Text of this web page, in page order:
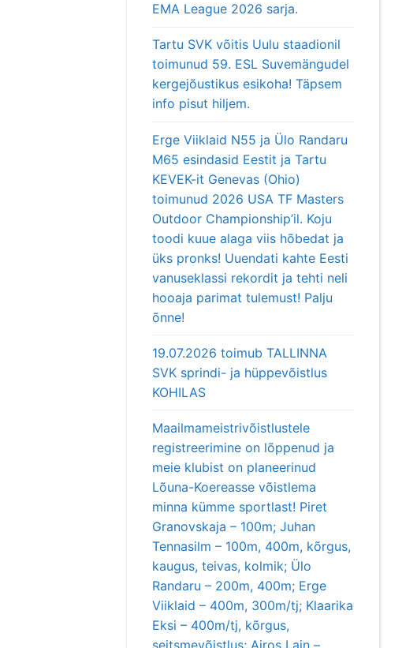
EMA League 2026 sarja.
Tartu SVK võitis Uulu staadionil
toimunud 59. ESL Suvemängudel
kergejõustikus esikoha! Täpsem
info pisut hiljem.
Erge Viiklaid N55 ja Ülo Randaru
M65 esindasid Eestit ja Tartu
KEVEK-it Genevas (Ohio)
toimunud 2026 USA TF Masters
Outdoor Championship’il. Koju
toodi kuue alaga viis hõbedat ja
üks pronks! Uuendati kahte Eesti
vanuseklassi rekordit ja tehti neli
hooaja parimat tulemust! Palju
õnne!
19.07.2026 toimub TALLINNA
SVK sprindi- ja hüppevõistlus
KOHILAS
Maailmameistrivõistlustele
registreerimine on lõppenud ja
meie klubist on planeerinud
Lõuna-Koereasse võistlema
minna kümme sportlast! Piret
Granovskaja – 100m; Juhan
Tennasilm – 100m, 400m, kõrgus,
kaugus, teivas, kolmik; Ülo
Randaru – 200m, 400m; Erge
Viiklaid – 400m, 300m/tj; Klaarika
Eksi – 400m/tj, kõrgus,